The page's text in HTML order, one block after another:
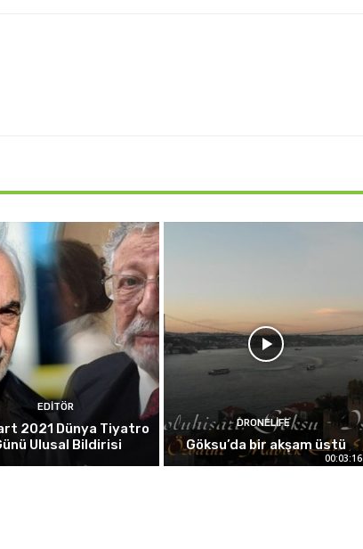
EDITÖR
2021 Dünya Tiyatro
Ulusal Bildirisi
00:03:16
DRONELIFE
Göksu’da bir akşam üstü